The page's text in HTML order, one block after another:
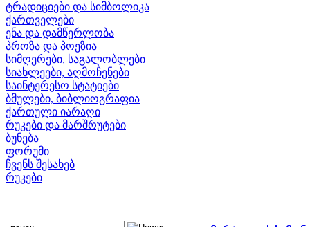
ტრადიციები და სიმბოლიკა
ქართველები
ენა და დამწერლობა
პროზა და პოეზია
სიმღერები, საგალობლები
სიახლეები, აღმოჩენები
საინტერესო სტატიები
ბმულები, ბიბლიოგრაფია
ქართული იარაღი
რუკები და მარშრუტები
ბუნება
ფორუმი
ჩვენს შესახებ
რუკები